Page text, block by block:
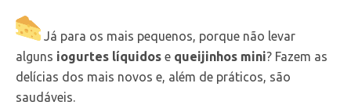
Já para os mais pequenos, porque não levar
alguns iogurtes líquidos e queijinhos mini? Fazem as
delícias dos mais novos e, além de práticos, são
saudáveis.